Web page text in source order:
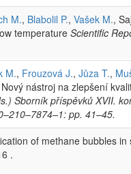
M., Blabolil P., Vašek M.,
temperature Scientific
M., Frouzová J., Jůza T.,
nástroj na zlepšení
Sborník příspěvků XVII.
pp. 41–45.
of methane bubbles
.